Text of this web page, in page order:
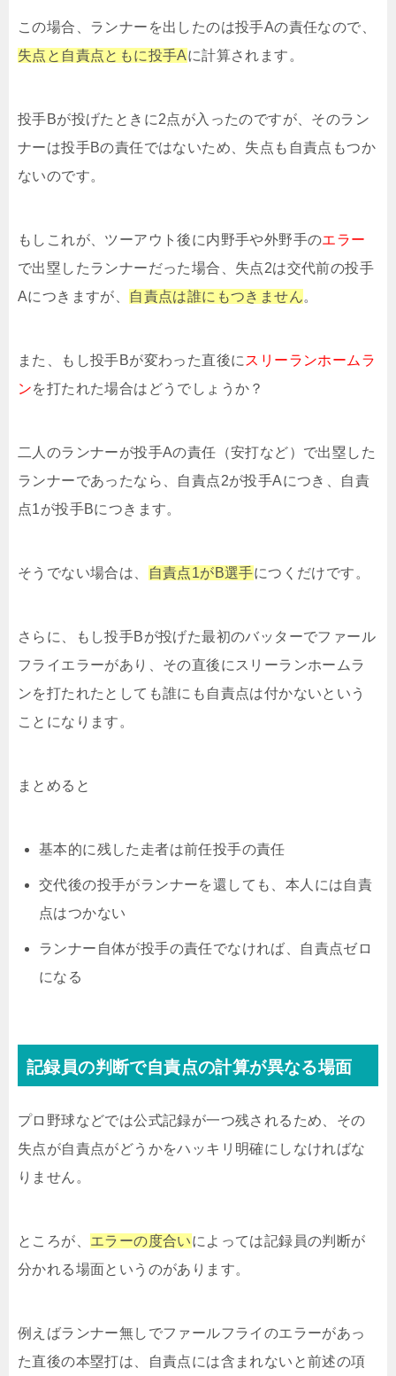
この場合、ランナーを出したのは投手Aの責任なので、
失点と自責点ともに投手Aに計算されます。
投手Bが投げたときに2点が入ったのですが、そのラン
ナーは投手Bの責任ではないため、失点も自責点もつか
ないのです。
もしこれが、ツーアウト後に内野手や外野手のエラー
で出塁したランナーだった場合、失点2は交代前の投手
Aにつきますが、
自責点は誰にもつきません。
また、もし投手Bが変わった直後に スリーランホームラ
ンを打たれた場合はどうでしょうか？
二人のランナーが投手Aの責任（安打など）で出塁した
ランナーであったなら、自責点2が投手Aにつき、自責
点1が投手Bにつきます。
そうでない場合は、 自責点1がB選手につくだけです。
さらに、もし投手Bが投げた最初のバッターでファール
フライエラーがあり、その直後にスリーランホームラ
ンを打たれたとしても誰にも自責点は付かないという
ことになります。
まとめると
基本的に残した走者は前任投手の責任
交代後の投手がランナーを還しても、本人には自責
点はつかない
ランナー自体が投手の責任でなければ、自責点ゼロ
になる
記録員の判断で自責点の計算が異なる場面
プロ野球などでは公式記録が一つ残されるため、その
失点が自責点がどうかをハッキリ明確にしなければな
りません。
ところが、 エラーの度合いによっては記録員の判断が
分かれる場面というのがあります。
例えばランナー無しでファールフライのエラーがあっ
た直後の本塁打は、自責点には含まれないと前述の項